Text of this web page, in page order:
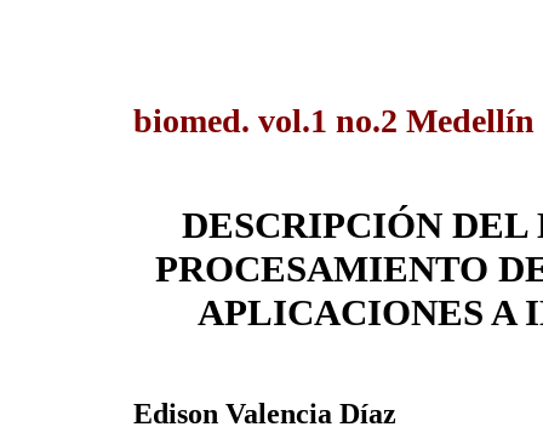
biomed. vol.1 no.2 Medellín
DESCRIPCIÓN
PROCESAMIENTO
APLICACIONES A
Edison Valencia Díaz